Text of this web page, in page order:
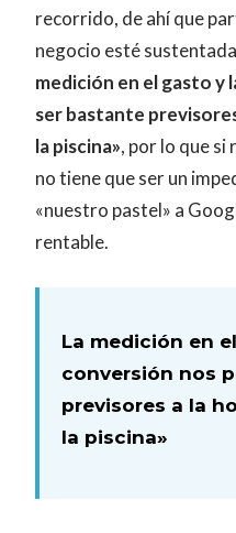
recorrido, de ahí que
negocio esté
medición en el gasto y
ser bastante
la piscina», por lo que si
no tiene que ser un
«nuestro pastel» a
rentable.
La medición en
conversión nos
previsores a la
la piscina»